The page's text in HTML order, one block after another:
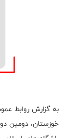
به گزارش روابط
خوزستان، دومین